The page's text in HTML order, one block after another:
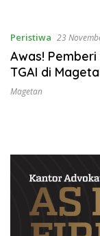
Peristiwa 23
Awas!
TGAI di
Magetan